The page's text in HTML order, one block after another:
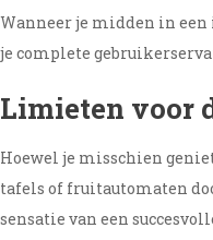
Wanneer je midden in
je complete
Limieten voor
Hoewel je misschien
tafels of fruitautomaten
sensatie van een